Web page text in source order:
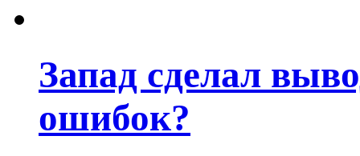
Запад сделал
ошибок?